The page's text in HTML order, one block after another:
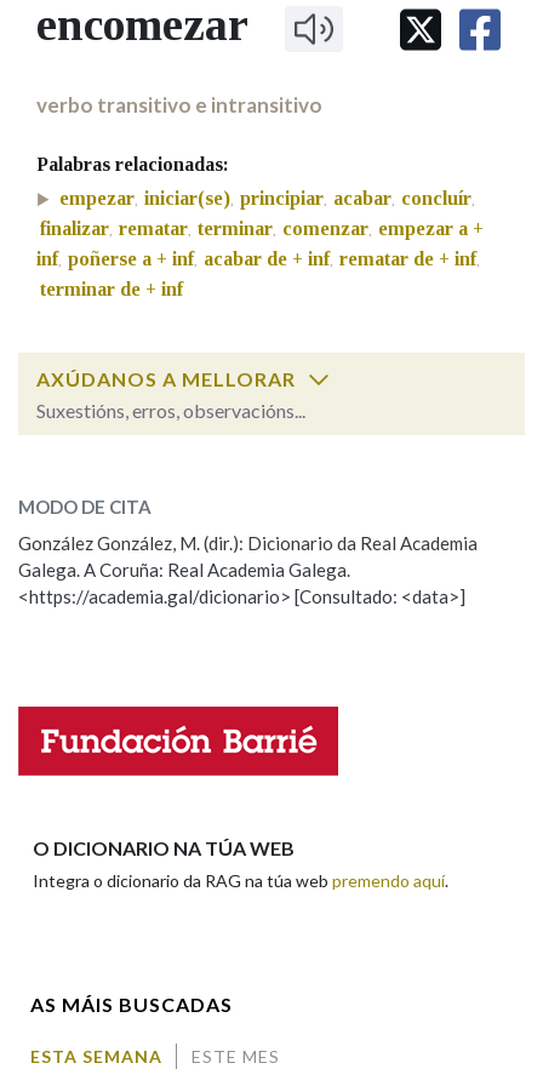
IDENTIDADE CORPORATIVA
MARCIAL DEL ADALID
BAZÁN
FIGURAS HOMENAXEADAS
60 ANOS DLG
Facebook
TwitterYoutubeInstagram
Bluesky
BUSCAR NOS LEMAS
Remata por
Contén
BUSCAR NO CONTIDO
Nas definicións
Nos exemplos
Na fraseoloxía
OUTRAS OPCIÓNS DE BUSCA
Pertence a
encomezar
verbo transitivo e intransitivo
Palabras relacionadas:
empezar, iniciar(se), principiar, acabar, concluír,
finalizar, rematar, terminar, comenzar, empezar a +
inf, poñerse a + inf, acabar de + inf, rematar de + inf,
terminar de + inf
AXÚDANOS A MELLORAR
Suxestións, erros, observacións...
ESCOLLE UNHA OPCIÓN:
Observación Hai un erro na palabra
Propoño mellorar a definición
Nome
MODO DE CITA
González González, M. (dir.): Dicionario da Real Academia
Galega. A Coruña: Real Academia Galega.
<https://academia.gal/dicionario> [Consultado: <data>]
O DICIONARIO NA TÚA WEB
Integra o dicionario da RAG na túa web premendo aquí.
AS MÁIS BUSCADAS
ESTA SEMANA ESTE MES